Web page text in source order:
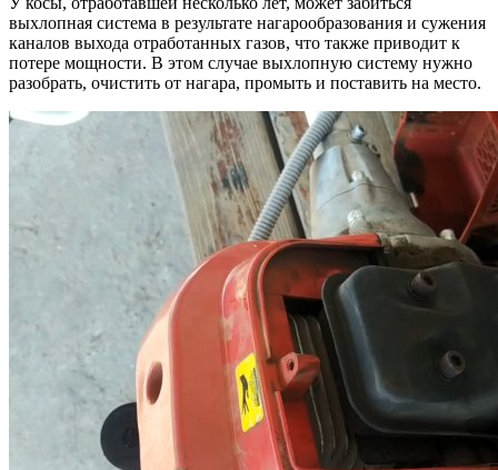
выхлопная система в результате нагарообразования и сужения
каналов выхода отработанных газов, что также приводит к
потере мощности. В этом случае выхлопную систему нужно
разобрать, очистить от нагара, промыть и поставить на место.